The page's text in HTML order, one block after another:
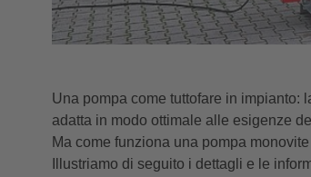
Una pompa come tuttofare in impianto:
adatta in modo ottimale alle esigenze
Ma come funziona una pompa
Illustriamo di seguito i dettagli e le